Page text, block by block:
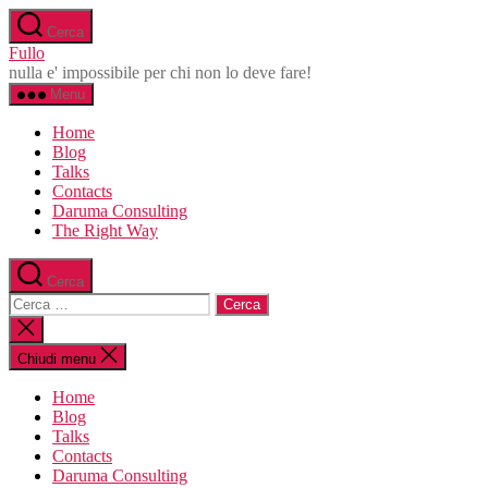
Salta
al
contenuto
Cerca
Fullo
nulla e' impossibile per chi non lo deve fare!
Menu
Home
Blog
Talks
Contacts
Daruma Consulting
The Right Way
Cerca
Cerca:
Chiudi
la
ricerca
Chiudi menu
Home
Blog
Talks
Contacts
Daruma Consulting